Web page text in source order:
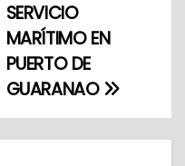
SERVICIO
MARÍTIMO EN
PUERTO DE
GUARANAO